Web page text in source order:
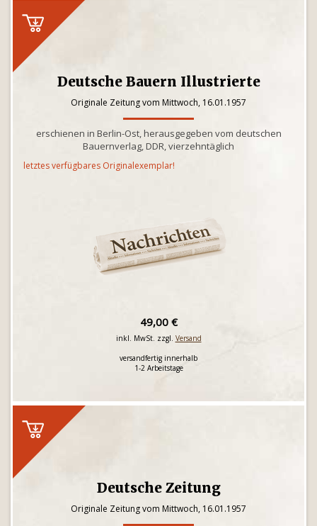
Deutsche Bauern Illustrierte
Originale Zeitung vom Mittwoch, 16.01.1957
erschienen in Berlin-Ost, herausgegeben vom deutschen
Bauernverlag, DDR, vierzehntäglich
letztes verfügbares Originalexemplar!
49,00 €
inkl. MwSt. zzgl. Versand
versandfertig innerhalb
1-2 Arbeitstage
Deutsche Zeitung
Originale Zeitung vom Mittwoch, 16.01.1957